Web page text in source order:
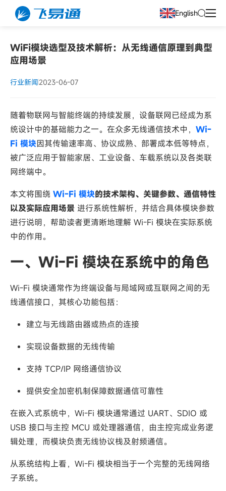
English
WiFi模块选型及技术解析：从无线通信原理到典型
应用场景
行业新闻2023-06-07
随着物联网与智能终端的持续发展，设备联网已经成为系
统设计中的基础能力之一。在众多无线通信技术中， Wi-
Fi 模块因其传输速率高、协议成熟、部署成本低等特点，
被广泛应用于智能家居、工业设备、车载系统以及各类联
网终端中。
本文将围绕 Wi-Fi 模块的技术架构、关键参数、通信特性
以及实际应用场景 进行系统性解析，并结合具体模块参数
进行说明，帮助读者更清晰地理解 Wi-Fi 模块在实际系统
中的作用。
一、Wi-Fi 模块在系统中的角色
Wi-Fi 模块通常作为终端设备与局域网或互联网之间的无
线通信接口，其核心功能包括：
建立与无线路由器或热点的连接
实现设备数据的无线传输
支持 TCP/IP 网络通信协议
提供安全加密机制保障数据通信可靠性
在嵌入式系统中，Wi-Fi 模块通常通过 UART、SDIO 或
USB 接口与主控 MCU 或处理器通信，由主控完成业务逻
辑处理，而模块负责无线协议栈及射频通信。
从系统结构上看，Wi-Fi 模块相当于一个完整的无线网络
子系统。